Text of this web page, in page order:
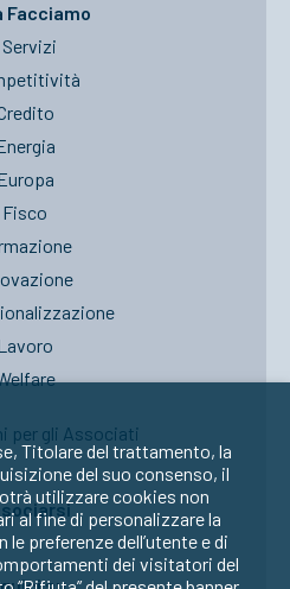
Facciamo
Servizi
Fisco
per gli Associati
Titolare del trattamento, la
del suo consenso, il
utilizzare cookies non
al fine di personalizzare la
preferenze dell’utente e di
dei visitatori del